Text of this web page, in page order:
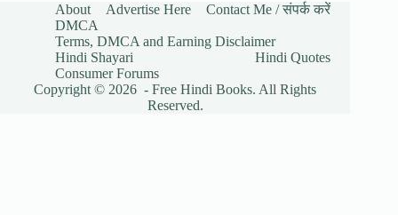
About Advertise Here
Contact Me / संपर्क करें
DMCA
Terms, DMCA and Earning Disclaimer
Hindi Shayari
Hindi Quotes
Consumer Forums
Copyright © 2026 - Free Hindi Books. All Rights
Reserved.